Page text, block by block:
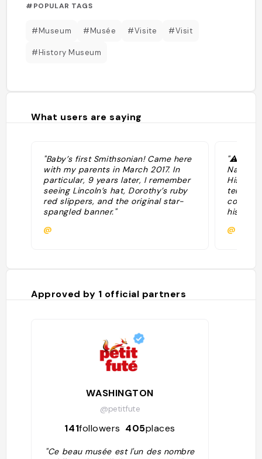
#POPULAR TAGS
#Museum #Musée #Visite #Visit
#History Museum
What users are saying
"Baby’s first Smithsonian! Came here
with my parents in March 2017. In
particular, 9 years later, I remember
seeing Lincoln’s hat, Dorothy’s ruby
red slippers, and the original star-
spangled banner."
@
"⚠️
tell the
Approved by 1 official partners
WASHINGTON
@petitfute
141followers 405places
"Ce beau musée est l'un des nombre